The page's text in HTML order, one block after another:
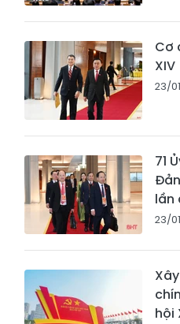
Cơ
XIV
23/
71
lần
23/
hội